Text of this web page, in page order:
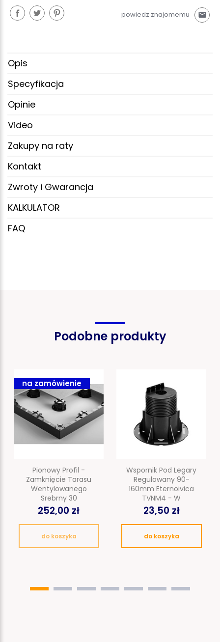
powiedz znajomemu mail
Opis
Specyfikacja
Opinie
Video
Zakupy na raty
Kontakt
Zwroty i Gwarancja
KALKULATOR
FAQ
Podobne produkty
Pionowy Profil -
Zamknięcie Tarasu
Wentylowanego
Srebrny 30
252,00 zł
do koszyka
na zamówienie
Wspornik Pod Legary
Regulowany 90-
160mm Eternoivica
TVNM4 - W
23,50 zł
do koszyka